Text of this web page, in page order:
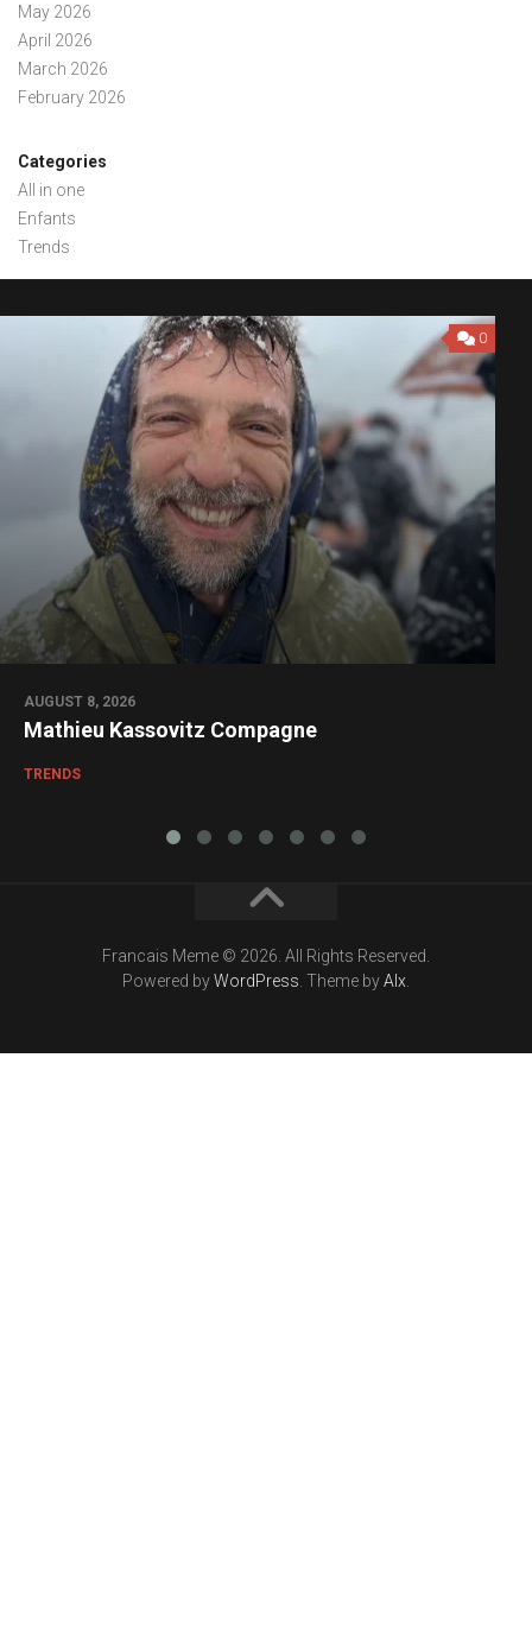
May 2026
April 2026
March 2026
February 2026
Categories
All in one
Enfants
Trends
0
AUGUST 8, 2026
Mathieu Kassovitz Compagne
TRENDS
Francais Meme © 2026. All Rights Reserved.
Powered byWordPress . Theme byAlx